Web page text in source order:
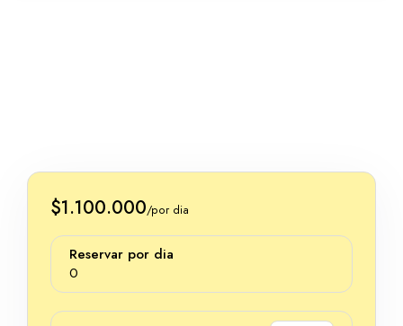
$1.100.000/por dia
Reservar por dia
0